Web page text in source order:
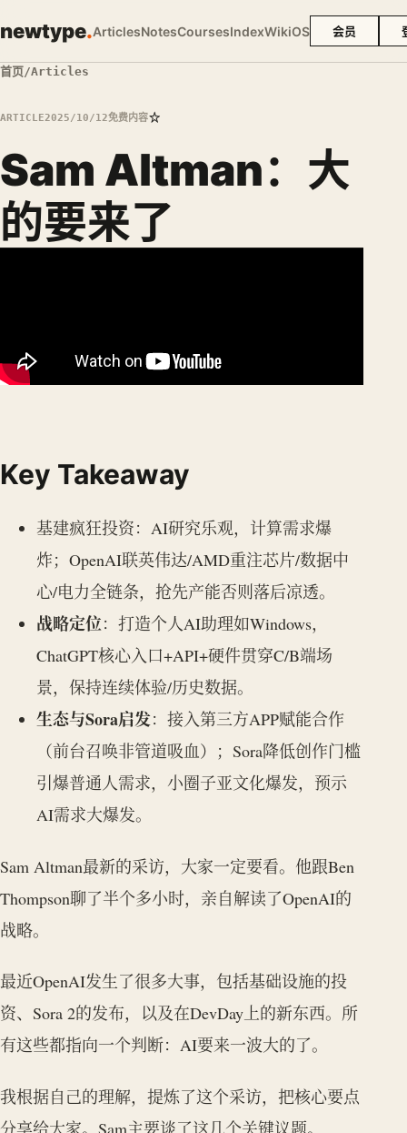
newtype.ArticlesNotesCoursesIndexWikiOS 会员
首页/Articles
ARTICLE2025/10/12免费内容☆
Sam Altman：大
的要来了
Key Takeaway
基建疯狂投资：AI研究乐观，计算需求爆
炸；OpenAI联英伟达/AMD重注芯片/数据中
心/电力全链条，抢先产能否则落后凉透。
战略定位：打造个人AI助理如Windows，
ChatGPT核心入口+API+硬件贯穿C/B端场
景，保持连续体验/历史数据。
生态与Sora启发：接入第三方APP赋能合作
（前台召唤非管道吸血）；Sora降低创作门槛
引爆普通人需求，小圈子亚文化爆发，预示
AI需求大爆发。
Sam Altman最新的采访，大家一定要看。他跟Ben
Thompson聊了半个多小时，亲自解读了OpenAI的
战略。
最近OpenAI发生了很多大事，包括基础设施的投
资、Sora 2的发布，以及在DevDay上的新东西。所
有这些都指向一个判断：AI要来一波大的了。
我根据自己的理解，提炼了这个采访，把核心要点
分享给大家。Sam主要谈了这几个关键议题。